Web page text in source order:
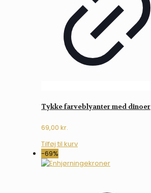
Tykke farveblyanter med dinoer
69,00 kr.
Tilføj til kurv
-69%